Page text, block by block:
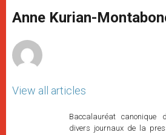
p
p
g
e
o
k
r
Anne Kurian-
View all articles
Baccalauréat canonique
divers journaux de la